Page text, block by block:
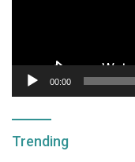
00:00
Trending